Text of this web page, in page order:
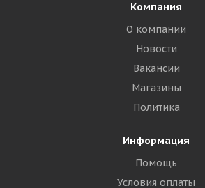
Компания
О компании
Новости
Вакансии
Магазины
Политика
Информация
Помощь
Условия оплаты